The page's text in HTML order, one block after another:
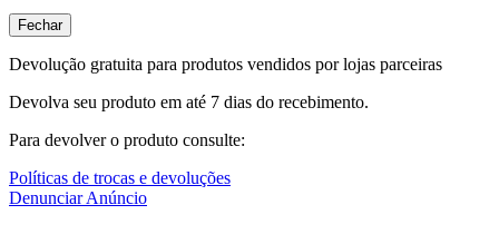
Fechar
Devolução gratuita para produtos vendidos por lojas parceiras
Devolva seu produto em até 7 dias do recebimento.
Para devolver o produto consulte:
Políticas de trocas e devoluções
Denunciar Anúncio